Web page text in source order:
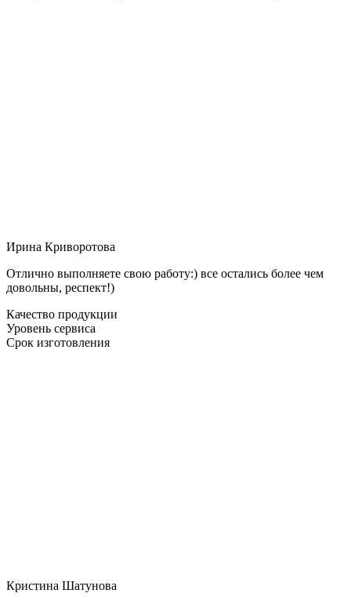
Ирина Криворотова
Отлично выполняете свою работу:) все остались более чем
довольны, респект!)
Качество продукции
Уровень сервиса
Срок изготовления
Кристина Шатунова